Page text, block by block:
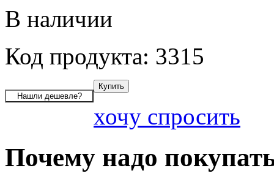
В наличии
Код продукта: 3315
хочу спросить
Почему надо